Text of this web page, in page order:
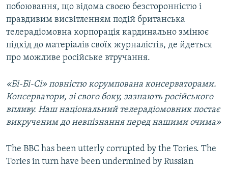
побоювання, що відома своєю безсторонністю і
правдивим висвітленням подій британська
телерадіомовна корпорація кардинально змінює
підхід до матеріалів своїх журналістів, де йдеться
про можливе російське втручання.
«Бі-Бі-Сі» повністю корумпована консерваторами.
Консерватори, зі свого боку, зазнають російського
впливу. Наш національний телерадіомовник постає
викрученим до невпізнання перед нашими очима»
The BBC has been utterly corrupted by the Tories. The
Tories in turn have been undermined by Russian